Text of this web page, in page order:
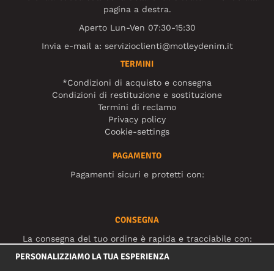
pagina a destra.
Aperto Lun-Ven 07:30-15:30
Invia e-mail a: servizioclienti@motleydenim.it
TERMINI
*Condizioni di acquisto e consegna
Condizioni di restituzione e sostituzione
Termini di reclamo
Privacy policy
Cookie-settings
PAGAMENTO
Pagamenti sicuri e protetti con:
CONSEGNA
La consegna del tuo ordine è rapida e tracciabile con:
PERSONALIZZIAMO LA TUA ESPERIENZA